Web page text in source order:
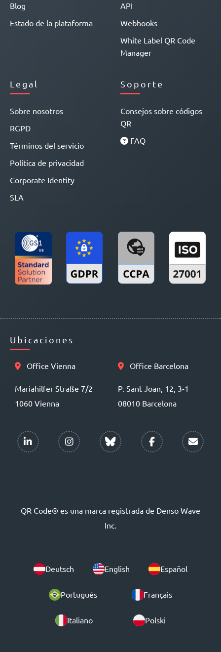
Blog
Estado de la plataforma
API
Webhooks
White Label QR Code
Manager
Legal
Sobre nosotros
RGPD
Términos del servicio
Política de privacidad
Corporate Identity
SLA
Soporte
Consejos sobre códigos
QR
FAQ
Ubicaciones
Office Vienna
Mariahilfer Straße 7/2
1060 Vienna
Office Barcelona
P. Sant Joan, 12, 3-1
08010 Barcelona
QR Code® es una marca registrada de Denso Wave
Inc.
Deutsch English Español
Português Français
Italiano Polski